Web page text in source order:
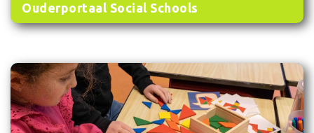
Ouderportaal Social Schools